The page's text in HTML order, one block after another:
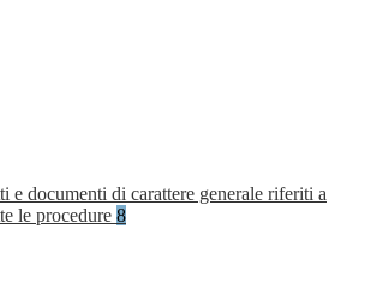
e documenti di carattere generale riferiti a
le procedure 8